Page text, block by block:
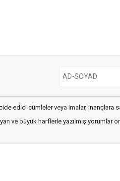
edici cümleler veya imalar, inançlara
ve büyük harflerle yazılmış yorumlar